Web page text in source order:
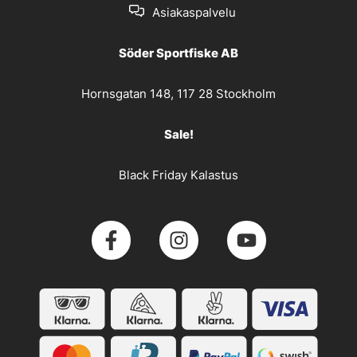
Asiakaspalvelu
Söder Sportfiske AB
Hornsgatan 148, 117 28 Stockholm
Sale!
Black Friday Kalastus